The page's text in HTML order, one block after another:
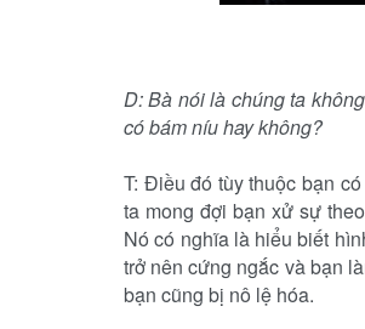
D: Bà nói là chúng ta
có bám níu hay không?
T: Ðiều đó tùy thuộc bạn
ta mong đợi bạn xử sự
Nó có nghĩa là hiểu biết
trở nên cứng ngắc và bạn
bạn cũng bị nô lệ hóa.